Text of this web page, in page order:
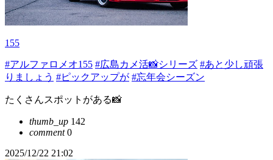
155
#アルファロメオ155 #広島カメ活📸シリーズ #あと少し頑張
りましょう #ピックアップが #忘年会シーズン
たくさんスポットがある📸
thumb_up 142
comment0
2025/12/22 21:02